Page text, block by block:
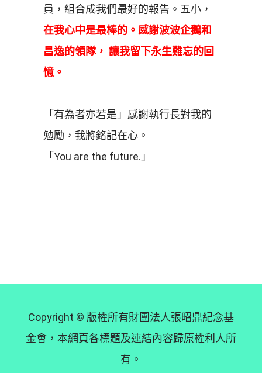
員，組合成我們最好的報告。五小，
在我心中是最棒的。感謝波波企鵝和
昌逸的領隊， 讓我留下永生難忘的回
憶。
「有為者亦若是」感謝執行長對我的
勉勵，我將銘記在心。
「You are the future.」
Copyright © 版權所有財團法人張昭鼎紀念基
金會，本網頁各標題及連結內容歸原權利人所
有。